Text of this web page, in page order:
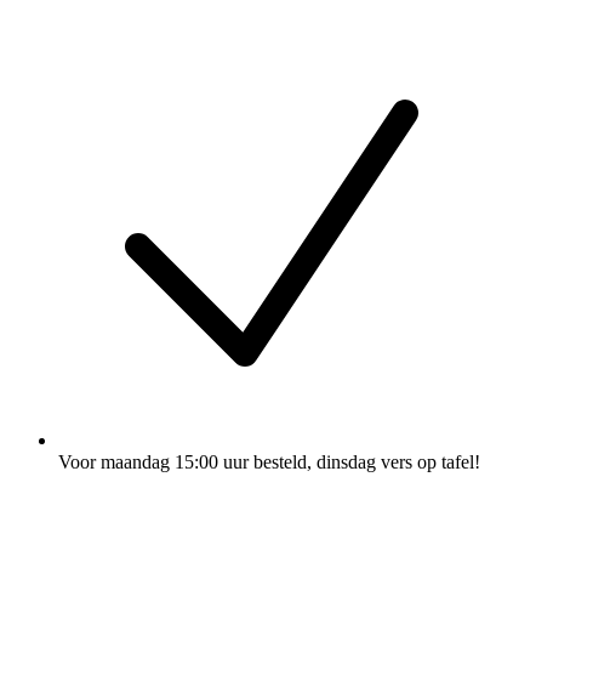
Voor maandag 15:00 uur besteld, dinsdag vers op tafel!